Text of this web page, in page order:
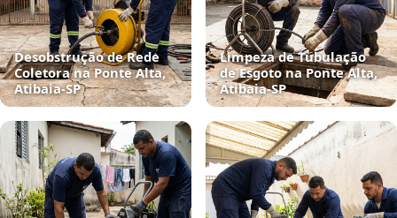
Desobstrução de Rede
Coletora na Ponte Alta,
Atibaia‑SP
Limpeza de Tubulação
de Esgoto na Ponte Alta,
Atibaia‑SP